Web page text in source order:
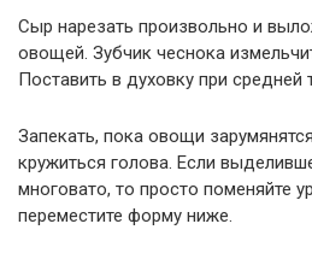
Сыр нарезать произвольно и
овощей. Зубчик чеснока
Поставить в духовку при средней
Запекать, пока овощи
кружиться голова. Если
многовато, то просто поменяйте
переместите форму ниже.